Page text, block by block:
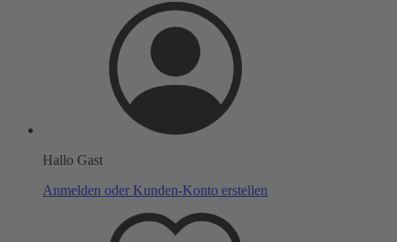
Hallo Gast
Anmelden oder Kunden-Konto erstellen